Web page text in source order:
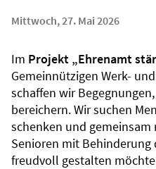
Mittwoch, 27. Mai 2026
Im Projekt „Ehrenamt
Gemeinnützigen Werk-
schaffen wir
bereichern. Wir suchen
schenken und
Senioren mit
freudvoll gestalten